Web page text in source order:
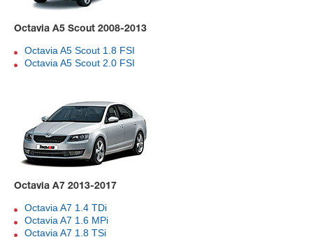
Octavia A5 Scout 2008-2013
Octavia A5 Scout 1.8 FSI
Octavia A5 Scout 2.0 FSI
Octavia A7 2013-2017
Octavia A7 1.4 TDi
Octavia A7 1.6 MPi
Octavia A7 1.8 TSi